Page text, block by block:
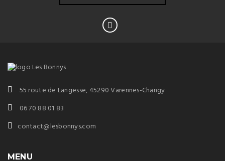
55 route de Langesse, 45290 Varennes-Changy
06 70 88 01 83
contact@lesbonnys.com
MENU